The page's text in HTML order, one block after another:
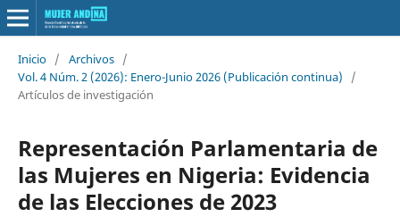
Inicio / Archivos /
Vol. 4 Núm. 2 (2026): Enero-Junio 2026 (Publicación continua)
/
Artículos de investigación
Representación Parlamentaria de
las Mujeres en Nigeria: Evidencia
de las Elecciones de 2023